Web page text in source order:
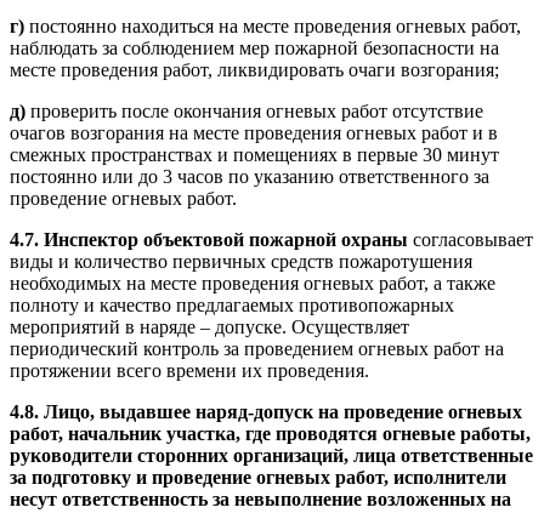
г) постоянно находиться на месте проведения огневых работ,
наблюдать за соблюдением мер пожарной безопасности на
месте проведения работ, ликвидировать очаги возгорания;
д) проверить после окончания огневых работ отсутствие
очагов возгорания на месте проведения огневых работ и в
смежных пространствах и помещениях в первые 30 минут
постоянно или до 3 часов по указанию ответственного за
проведение огневых работ.
4.7. Инспектор объектовой пожарной охраны согласовывает
виды и количество первичных средств пожаротушения
необходимых на месте проведения огневых работ, а также
полноту и качество предлагаемых противопожарных
мероприятий в наряде – допуске. Осуществляет
периодический контроль за проведением огневых работ на
протяжении всего времени их проведения.
4.8. Лицо, выдавшее наряд-допуск на проведение огневых
работ, начальник участка, где проводятся огневые работы,
руководители сторонних организаций, лица ответственные
за подготовку и проведение огневых работ, исполнители
несут ответственность за невыполнение возложенных на